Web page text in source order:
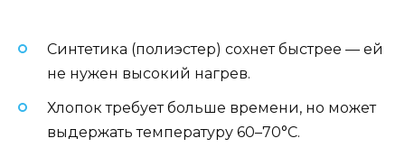
Синтетика (полиэстер) сохнет быстрее — ей
не нужен высокий нагрев.
Хлопок требует больше времени, но может
выдержать температуру 60–70°C.